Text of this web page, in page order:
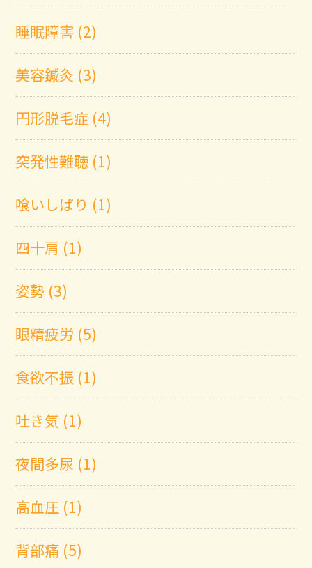
睡眠障害 (2)
美容鍼灸 (3)
円形脱毛症 (4)
突発性難聴 (1)
喰いしばり (1)
四十肩 (1)
姿勢 (3)
眼精疲労 (5)
食欲不振 (1)
吐き気 (1)
夜間多尿 (1)
高血圧 (1)
背部痛 (5)